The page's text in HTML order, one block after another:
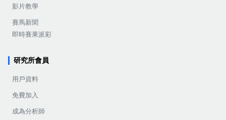
影片教學
賽馬新聞
即時賽果派彩
研究所會員
用戶資料
免費加入
成為分析師